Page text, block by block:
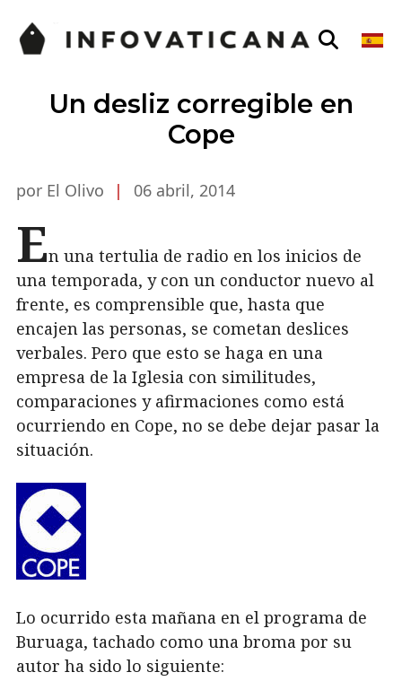
Un desliz corregible en
Cope
por El Olivo | 06 abril, 2014
En una tertulia de radio en los inicios de
una temporada, y con un conductor nuevo al
frente, es comprensible que, hasta que
encajen las personas, se cometan deslices
verbales. Pero que esto se haga en una
empresa de la Iglesia con similitudes,
comparaciones y afirmaciones como está
ocurriendo en Cope, no se debe dejar pasar la
situación.
Lo ocurrido esta mañana en el programa de
Buruaga, tachado como una broma por su
autor ha sido lo siguiente: